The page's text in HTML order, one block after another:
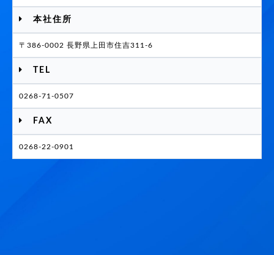
本社住所
〒386-0002 長野県上田市住吉311-6
TEL
0268-71-0507
FAX
0268-22-0901